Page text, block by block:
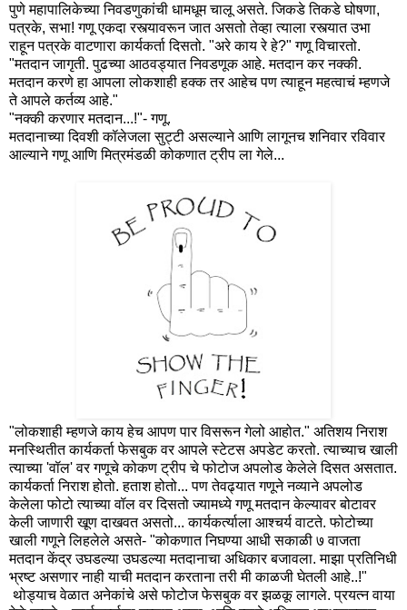
पुणे महापालिकेच्या निवडणुकांची धामधूम चालू असते. जिकडे तिकडे घोषणा,
पत्रके, सभा! गणू एकदा रस्त्यावरून जात असतो तेव्हा त्याला रस्त्यात उभा
राहून पत्रके वाटणारा कार्यकर्ता दिसतो. "अरे काय रे हे?" गणू विचारतो.
"मतदान जागृती. पुढच्या आठवड्यात निवडणूक आहे. मतदान कर नक्की.
मतदान करणे हा आपला लोकशाही हक्क तर आहेच पण त्याहून महत्वाचं म्हणजे
ते आपले कर्तव्य आहे."
"नक्की करणार मतदान...!"- गणू.
मतदानाच्या दिवशी कॉलेजला सुट्टी असल्याने आणि लागूनच शनिवार रविवार
आल्याने गणू आणि मित्रमंडळी कोकणात ट्रीप ला गेले...
"लोकशाही म्हणजे काय हेच आपण पार विसरून गेलो आहोत." अतिशय निराश
मनस्थितीत कार्यकर्ता फेसबुक वर आपले स्टेटस अपडेट करतो. त्याच्याच खाली
त्याच्या 'वॉल' वर गणूचे कोकण ट्रीप चे फोटोज अपलोड केलेले दिसत असतात.
कार्यकर्ता निराश होतो. हताश होतो... पण तेवढ्यात गणूने नव्याने अपलोड
केलेला फोटो त्याच्या वॉल वर दिसतो ज्यामध्ये गणू मतदान केल्यावर बोटावर
केली जाणारी खूण दाखवत असतो... कार्यकर्त्याला आश्चर्य वाटते. फोटोच्या
खाली गणूने लिहलेले असते- "कोकणात निघण्या आधी सकाळी ७ वाजता
मतदान केंद्र उघडल्या उघडल्या मतदानाचा अधिकार बजावला. माझा प्रतिनिधी
भ्रष्ट असणार नाही याची मतदान करताना तरी मी काळजी घेतली आहे..!"
थोड्याच वेळात अनेकांचे असे फोटोज फेसबुक वर झळकू लागले. प्रयत्न वाया